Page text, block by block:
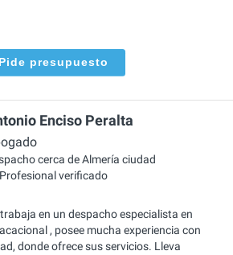
Pide presupuesto
Enciso Peralta
cerca de Almería ciudad
Profesional verificado
en un despacho especialista en
, posee mucha experiencia con
donde ofrece sus servicios. Lleva